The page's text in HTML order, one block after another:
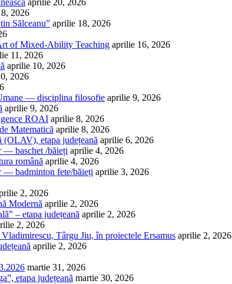
aprilie 20, 2026
2026
Sălceanu” aprilie 18, 2026
of Mixed-Ability Teaching aprilie 16, 2026
11, 2026
aprilie 10, 2026
2026
— disciplina filosofie aprilie 9, 2026
aprilie 9, 2026
ROAI aprilie 8, 2026
Matematică aprilie 8, 2026
etapa județeană aprilie 6, 2026
— baschet /băieți aprilie 4, 2026
română aprilie 4, 2026
— badminton fete/băieți aprilie 3, 2026
2, 2026
Modernă aprilie 2, 2026
– etapa județeană aprilie 2, 2026
2, 2026
Târgu Jiu, în proiectele Ersamus aprilie 2, 2026
aprilie 2, 2026
martie 31, 2026
etapa județeană martie 30, 2026